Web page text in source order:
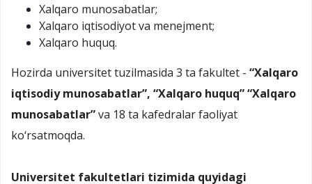
Xalqaro munosabatlar;
Xalqaro iqtisodiyot va menejment;
Xalqaro huquq.
Hozirda universitet tuzilmasida 3 ta fakultet - “Xalqaro
iqtisodiy munosabatlar”, “Xalqaro huquq” “Xalqaro
munosabatlar”va 18 ta kafedralar faoliyat
ko‘rsatmoqda.
Universitet fakultetlari tizimida quyidagi